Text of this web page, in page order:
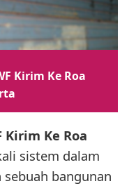
Kirim Ke Roa
Kirim Ke Roa
sistem dalam
bangunan